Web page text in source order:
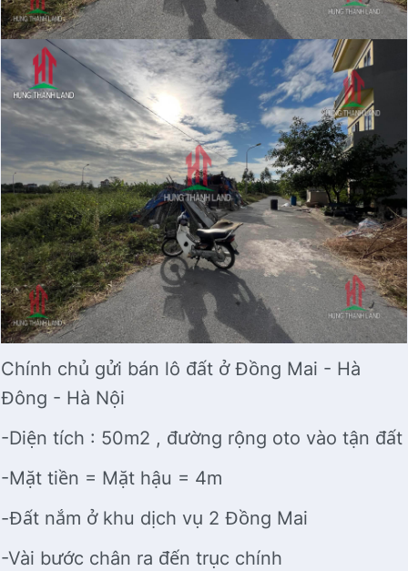
Chính chủ gửi bán lô đất ở Đồng Mai - Hà
Đông - Hà Nội
-Diện tích : 50m2 , đường rộng oto vào tận đất
-Mặt tiền = Mặt hậu = 4m
-Đất nắm ở khu dịch vụ 2 Đồng Mai
-Vài bước chân ra đến trục chính